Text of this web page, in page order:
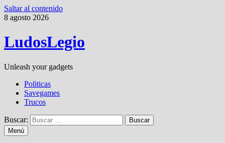
Saltar al contenido
8 agosto 2026
LudosLegio
Unleash your gadgets
Politicas
Savegames
Trucos
Buscar:
Menú